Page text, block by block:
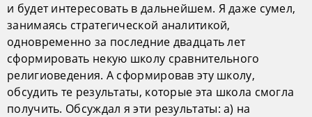
и будет интересовать в дальнейшем. Я даже сумел,
занимаясь стратегической аналитикой,
одновременно за последние двадцать лет
сформировать некую школу сравнительного
религиоведения. А сформировав эту школу,
обсудить те результаты, которые эта школа смогла
получить. Обсуждал я эти результаты: а) на